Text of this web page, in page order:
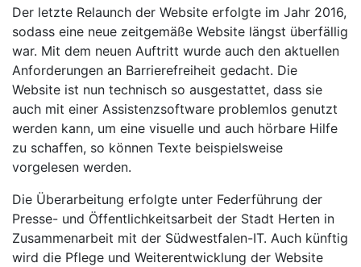
Der letzte Relaunch der Website erfolgte im Jahr 2016,
sodass eine neue zeitgemäße Website längst überfällig
war. Mit dem neuen Auftritt wurde auch den aktuellen
Anforderungen an Barrierefreiheit gedacht. Die
Website ist nun technisch so ausgestattet, dass sie
auch mit einer Assistenzsoftware problemlos genutzt
werden kann, um eine visuelle und auch hörbare Hilfe
zu schaffen, so können Texte beispielsweise
vorgelesen werden.
Die Überarbeitung erfolgte unter Federführung der
Presse- und Öffentlichkeitsarbeit der Stadt Herten in
Zusammenarbeit mit der Südwestfalen-IT. Auch künftig
wird die Pflege und Weiterentwicklung der Website